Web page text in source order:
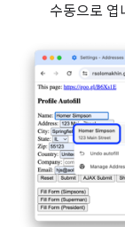
수동으로 엽